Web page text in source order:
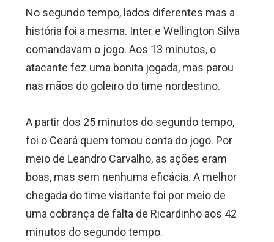
No segundo tempo, lados diferentes mas a
história foi a mesma. Inter e Wellington Silva
comandavam o jogo. Aos 13 minutos, o
atacante fez uma bonita jogada, mas parou
nas mãos do goleiro do time nordestino.
A partir dos 25 minutos do segundo tempo,
foi o Ceará quem tomou conta do jogo. Por
meio de Leandro Carvalho, as ações eram
boas, mas sem nenhuma eficácia. A melhor
chegada do time visitante foi por meio de
uma cobrança de falta de Ricardinho aos 42
minutos do segundo tempo.